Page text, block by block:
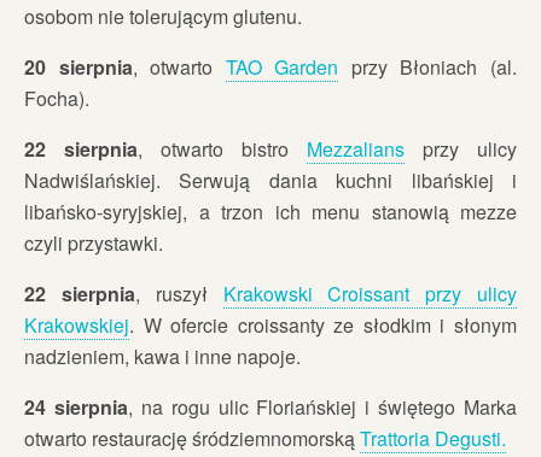
osobom nie tolerującym glutenu.
20 sierpnia, otwarto TAO Garden przy Błoniach (al.
Focha).
22 sierpnia, otwarto bistro Mezzalians przy ulicy
Nadwiślańskiej. Serwują dania kuchni libańskiej i
libańsko-syryjskiej, a trzon ich menu stanowią mezze
czyli przystawki.
22 sierpnia, ruszył Krakowski Croissant przy ulicy
Krakowskiej. W ofercie croissanty ze słodkim i słonym
nadzieniem, kawa i inne napoje.
24 sierpnia, na rogu ulic Floriańskiej i świętego Marka
otwarto restaurację śródziemnomorskąTrattoria Degusti.